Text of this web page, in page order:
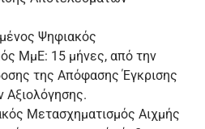
Ψηφιακός
ΜμΕ: 15 μήνες, από την
της Απόφασης Έγκρισης
Μετασχηματισμός Αιχμής